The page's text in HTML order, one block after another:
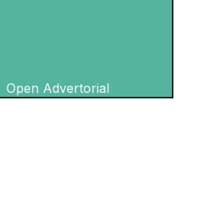
Open Advertorial